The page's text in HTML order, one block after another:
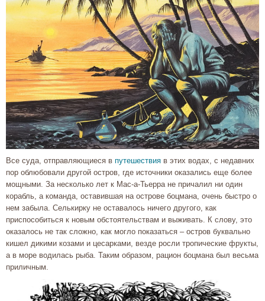
Все суда, отправляющиеся в путешествия в этих водах, с недавних
пор облюбовали другой остров, где источники оказались еще более
мощными. За несколько лет к Мас-а-Тьерра не причалил ни один
корабль, а команда, оставившая на острове боцмана, очень быстро о
нем забыла. Селькирку не оставалось ничего другого, как
приспособиться к новым обстоятельствам и выживать. К слову, это
оказалось не так сложно, как могло показаться – остров буквально
кишел дикими козами и цесарками, везде росли тропические фрукты,
а в море водилась рыба. Таким образом, рацион боцмана был весьма
приличным.